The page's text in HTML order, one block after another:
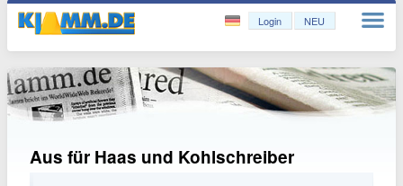
Login NEU
Aus für Haas und Kohlschreiber